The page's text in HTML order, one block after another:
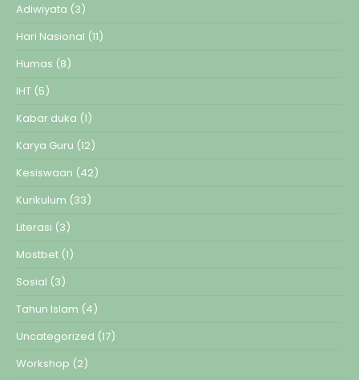
Adiwiyata (3)
Hari Nasional (11)
Humas (8)
IHT (5)
Kabar duka (1)
Karya Guru (12)
Kesiswaan (42)
Kurikulum (33)
Literasi (3)
Mostbet (1)
Sosial (3)
Tahun Islam (4)
Uncategorized (17)
Workshop (2)